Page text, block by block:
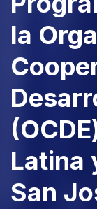
la
Latina
San